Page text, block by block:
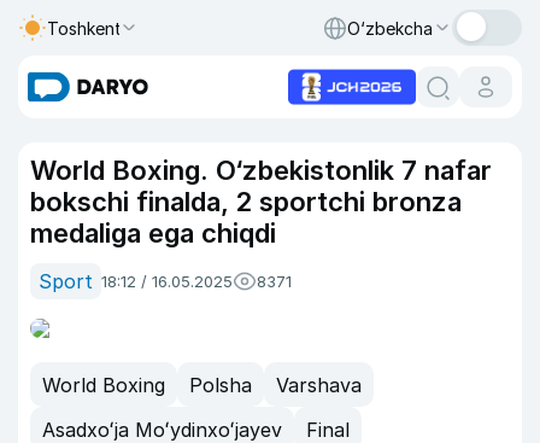
Toshkent O‘zbekcha
World Boxing. O‘zbekistonlik 7 nafar
bokschi finalda, 2 sportchi bronza
medaliga ega chiqdi
Sport 18:12 / 16.05.2025 8371
World Boxing Polsha
Varshava
Asadxoʻja Moʻydinxoʻjayev
Final